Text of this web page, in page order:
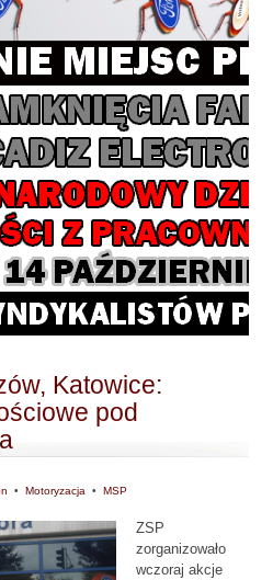
Katowice:
pod
•Motoryzacja •MSP
ZSP
zorganizowało
wczoraj akcje